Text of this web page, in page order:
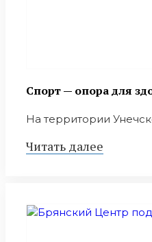
Спорт — опора для
На территории
Читать далее